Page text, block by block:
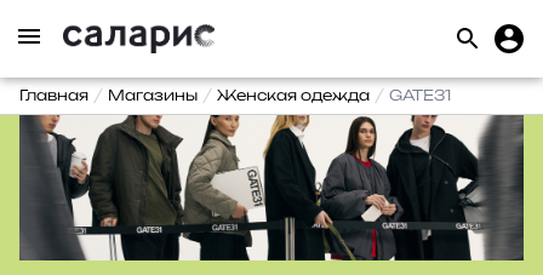
Главная Магазины Женская одежда GATE31